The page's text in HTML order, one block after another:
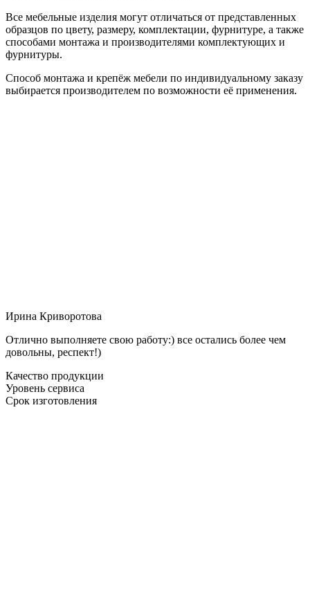
Все мебельные изделия могут отличаться от представленных
образцов по цвету, размеру, комплектации, фурнитуре, а также
способами монтажа и производителями комплектующих и
фурнитуры.
Способ монтажа и крепёж мебели по индивидуальному заказу
выбирается производителем по возможности её применения.
Ирина Криворотова
Отлично выполняете свою работу:) все остались более чем
довольны, респект!)
Качество продукции
Уровень сервиса
Срок изготовления